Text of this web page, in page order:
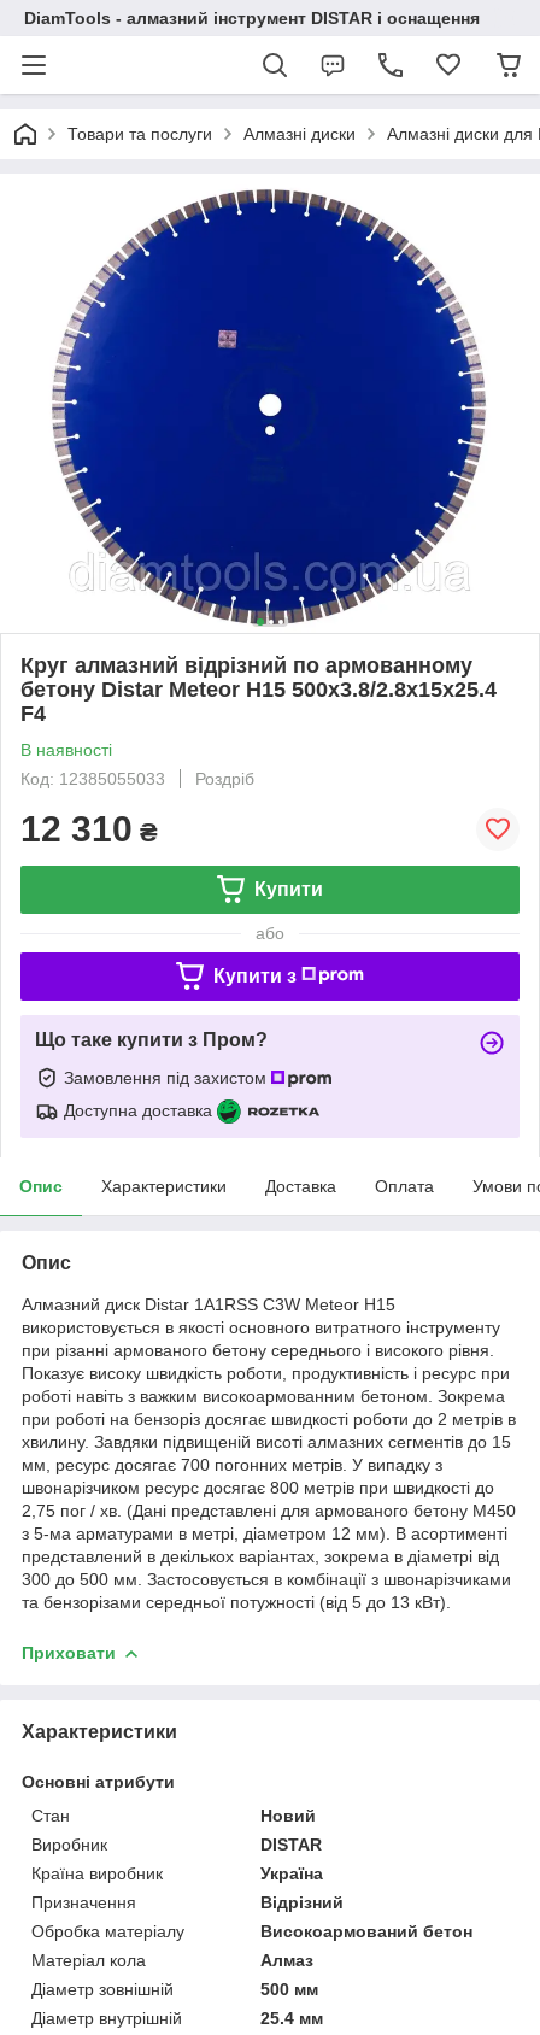
DiamTools - алмазний інструмент DISTAR і оснащення
Товари та послуги Алмазні диски Алмазні диски для
Круг алмазний відрізний по армованному
бетону Distar Meteor H15 500x3.8/2.8x15x25.4
F4
В наявності
Код: 12385055033
Роздріб
12 310 ₴
Купити
або
Купити з
Що таке купити з Пром?
Замовлення під захистом
Доступна доставка
Опис Характеристики Доставка Оплата Умови
Опис
Алмазний диск Distar 1A1RSS C3W Meteor H15
використовується в якості основного витратного інструменту
при різанні армованого бетону середнього і високого рівня.
Показує високу швидкість роботи, продуктивність і ресурс при
роботі навіть з важким високоармованним бетоном. Зокрема
при роботі на бензоріз досягає швидкості роботи до 2 метрів в
хвилину. Завдяки підвищеній висоті алмазних сегментів до 15
мм, ресурс досягає 700 погонних метрів. У випадку з
швонарізчиком ресурс досягає 800 метрів при швидкості до
2,75 пог / хв. (Дані представлені для армованого бетону М450
з 5-ма арматурами в метрі, діаметром 12 мм). В асортименті
представлений в декількох варіантах, зокрема в діаметрі від
300 до 500 мм. Застосовується в комбінації з швонарізчиками
та бензорізами середньої потужності (від 5 до 13 кВт).
Приховати
Характеристики
Основні атрибути
Стан
Новий
Виробник
DISTAR
Країна виробник
Україна
Призначення
Відрізний
Обробка матеріалу
Високоармований бетон
Матеріал кола
Алмаз
Діаметр зовнішній
500 мм
Діаметр внутрішній
25.4 мм